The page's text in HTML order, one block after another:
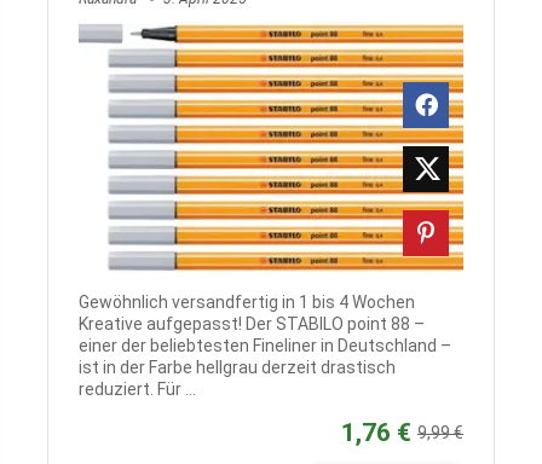
Gewöhnlich versandfertig in 1 bis 4 Wochen
Kreative aufgepasst! Der STABILO point 88 –
einer der beliebtesten Fineliner in Deutschland –
ist in der Farbe hellgrau derzeit drastisch
reduziert. Für ...
1,76 € 9,99 €